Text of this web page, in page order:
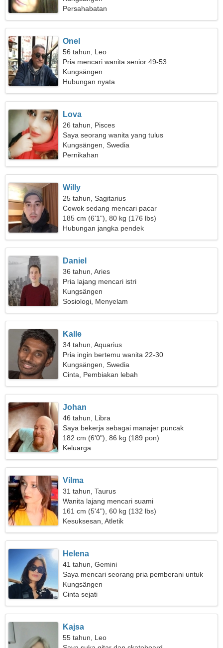
Persahabatan
Onel
56 tahun, Leo
Pria mencari wanita senior 49-53
Kungsängen
Hubungan nyata
Lova
26 tahun, Pisces
Saya seorang wanita yang tulus
Kungsängen, Swedia
Pernikahan
Willy
25 tahun, Sagitarius
Cowok sedang mencari pacar
185 cm (6'1"), 80 kg (176 lbs)
Hubungan jangka pendek
Daniel
36 tahun, Aries
Pria lajang mencari istri
Kungsängen
Sosiologi, Menyelam
Kalle
34 tahun, Aquarius
Pria ingin bertemu wanita 22-30
Kungsängen, Swedia
Cinta, Pembiakan lebah
Johan
46 tahun, Libra
Saya bekerja sebagai manajer puncak
182 cm (6'0"), 86 kg (189 pon)
Keluarga
Vilma
31 tahun, Taurus
Wanita lajang mencari suami
161 cm (5'4"), 60 kg (132 lbs)
Kesuksesan, Atletik
Helena
41 tahun, Gemini
Saya mencari seorang pria pemberani untuk
menari
Kungsängen
Cinta sejati
Kajsa
55 tahun, Leo